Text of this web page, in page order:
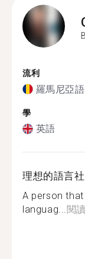
流利
羅馬尼亞語
學
英語
理想的語言
A person
languag...閱